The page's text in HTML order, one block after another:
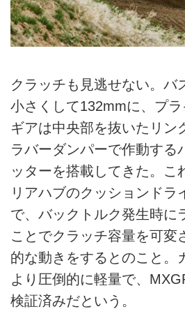
クラッチも見逃せない。バ
小さくして132mmに、プ
ギアは中央部を抜いたリン
ラバーダンパーで作動する
ッターを搭載してきた。こ
リアハブのクッションドラ
で、バックトルク発生時に
ことでクラッチ容量を可変
的な動きをするとのこと。
より圧倒的に軽量で、
検証済みだという。